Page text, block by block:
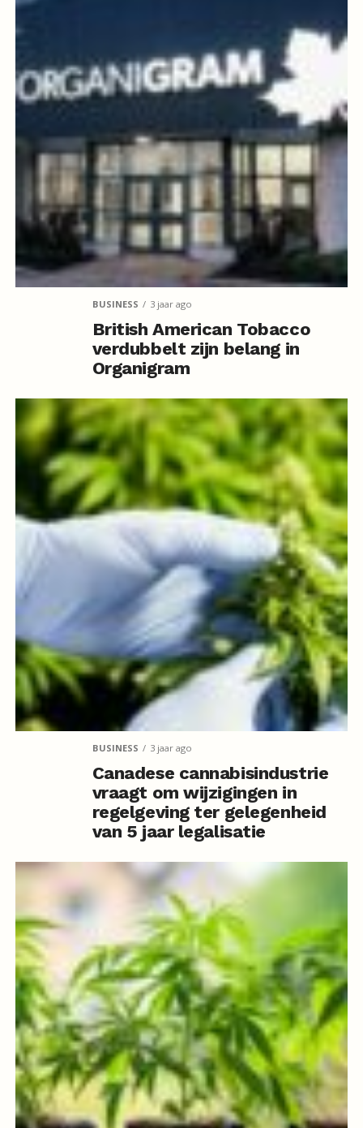
BUSINESS 3 jaar ago
British American Tobacco
verdubbelt zijn belang in
Organigram
BUSINESS 3 jaar ago
Canadese cannabisindustrie
vraagt om wijzigingen in
regelgeving ter gelegenheid
van 5 jaar legalisatie